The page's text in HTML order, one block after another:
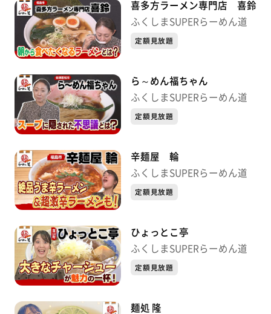
喜多方ラーメン専門店 喜鈴
ふくしまSUPERらーめん道
定額見放題
ら～めん福ちゃん
ふくしまSUPERらーめん道
定額見放題
辛麺屋 輪
ふくしまSUPERらーめん道
定額見放題
ひょっとこ亭
ふくしまSUPERらーめん道
定額見放題
麺処 隆